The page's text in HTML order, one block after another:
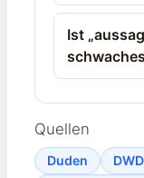
Ist
Quellen
Duden